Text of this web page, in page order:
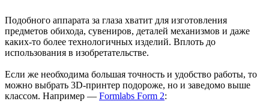
Подобного аппарата за глаза хватит для изготовления
предметов обихода, сувениров, деталей механизмов и даже
каких-то более технологичных изделий. Вплоть до
использования в изобретательстве.
Если же необходима большая точность и удобство работы, то
можно выбрать 3D-принтер подороже, но и заведомо выше
классом. Например — Formlabs Form 2: